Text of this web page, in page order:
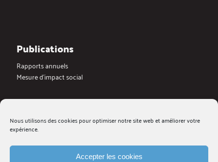
Nous utilisons des cookies pour optimiser notre site web et améliorer votre
expérience.
Accepter les cookies
Publications
Rapports annuels
Mesure d’impact social
Dernières actualités
Blog
Medias